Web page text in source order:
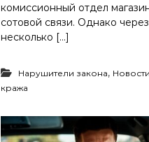
комиссионный отдел
сотовой связи. Однако через
несколько […]
Нарушители закона, Новости
кража